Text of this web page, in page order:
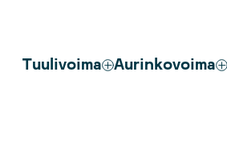
Tuulivoima Aurinkovoima